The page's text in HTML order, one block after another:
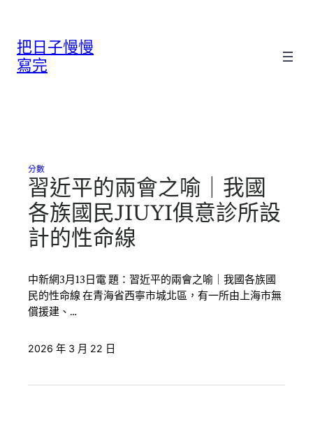
把日子慢慢
寫完
分數
習近平的兩會之喻｜我國
各族國民JIUYI俱意診所設
計的性命線
中新網3月13日電 題：習近平的兩會之喻｜我國各族國
民的性命線 在青海省西寧市城北區，有一所由上海市無
償援建、…
2026 年 3 月 22 日